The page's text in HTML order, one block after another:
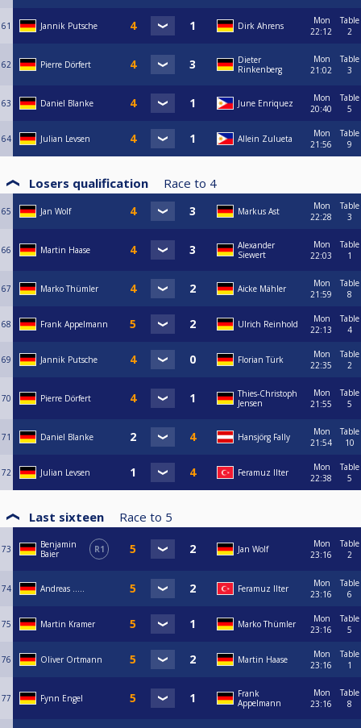
61 Jannik Putsche Dirk Ahrens
Mon
22:12
Table
2
62 Pierre Dörfert
Dieter
Rinkenberg
Mon
21:02
Table
3
63 Daniel Blanke June Enriquez
Mon
20:40
Table
5
64 Julian Levsen Allein Zulueta
Mon
21:56
Table
9
Losers qualification Race to 4
65 Jan Wolf Markus Ast
Mon
22:28
Table
3
66 Martin Haase
Alexander
Siewert
Mon
22:03
Table
1
67 Marko Thümler Aicke Mähler
Mon
21:59
Table
8
68 Frank Appelmann Ulrich Reinhold
Mon
22:13
Table
4
69 Jannik Putsche Florian Türk
Mon
22:35
Table
2
70 Pierre Dörfert
Thies-Christoph
Jensen
Mon
21:55
Table
5
71 Daniel Blanke Hansjörg Fally
Mon
21:54
Table
10
72 Julian Levsen Feramuz Ilter
Mon
22:38
Table
5
Last sixteen Race to 5
73
Benjamin
Baier
R1 Jan Wolf
Mon
23:16
Table
2
74 Andreas ….. Feramuz Ilter
Mon
23:16
Table
6
75 Martin Kramer Marko Thümler
Mon
23:16
Table
5
76 Oliver Ortmann Martin Haase
Mon
23:16
Table
1
77 Fynn Engel
Frank
Appelmann
Mon
23:16
Table
8